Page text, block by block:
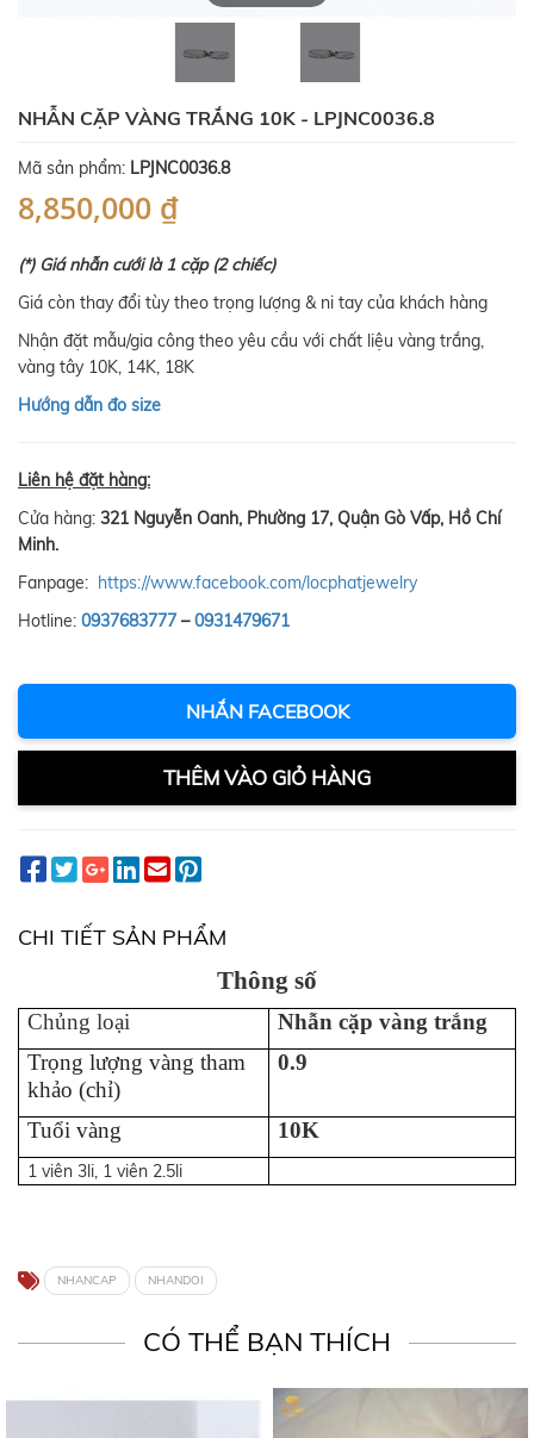
NHẪN CẶP VÀNG TRẮNG 10K - LPJNC0036.8
Mã sản phẩm: LPJNC0036.8
8,850,000 ₫
(*) Giá nhẫn cưới là 1 cặp (2 chiếc)
Giá còn thay đổi tùy theo trọng lượng & ni tay của khách hàng
Nhận đặt mẫu/gia công theo yêu cầu với chất liệu vàng trắng,
vàng tây 10K, 14K, 18K
Hướng dẫn đo size
Liên hệ đặt hàng:
Cửa hàng: 321 Nguyễn Oanh, Phường 17, Quận Gò Vấp, Hồ Chí
Minh.
Fanpage: https://www.facebook.com/locphatjewelry
Hotline: 0937683777 –0931479671
NHẮN FACEBOOK
THÊM VÀO GIỎ HÀNG
CHI TIẾT SẢN PHẨM
Thông số
Chủng loại
Nhẫn cặp vàng trắng
Trọng lượng vàng tham
khảo (chỉ)
0.9
Tuổi vàng 10K
1 viên 3li, 1 viên 2.5li
NHANCAP NHANDOI
CÓ THỂ BẠN THÍCH